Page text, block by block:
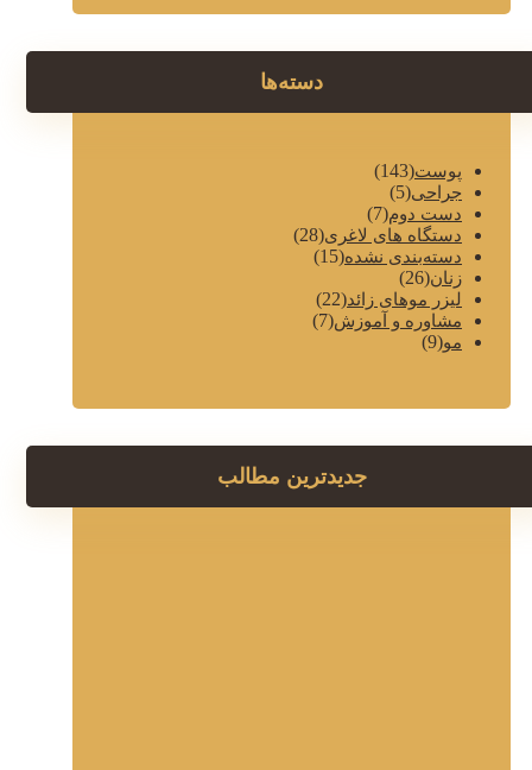
دسته‌ها
پوست(143)
جراحی(5)
دست دوم(7)
دستگاه های لاغری(28)
دسته‌بندی نشده(15)
زنان(26)
لیزر موهای زائد(22)
مشاوره و آموزش(7)
مو(9)
جدیدترین مطالب